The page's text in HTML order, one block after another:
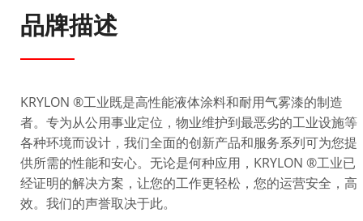
品牌描述
KRYLON ®工业既是高性能液体涂料和耐用气雾漆的制造
者。专为从公用事业定位，物业维护到最恶劣的工业设施等
各种环境而设计，我们全面的创新产品和服务系列可为您提
供所需的性能和安心。无论是何种应用，KRYLON ®工业已
经证明的解决方案，让您的工作更轻松，您的运营安全，高
效。我们的声誉取决于此。